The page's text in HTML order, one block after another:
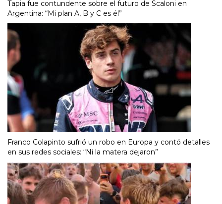
Tapia fue contundente sobre el futuro de Scaloni en
Argentina: “Mi plan A, B y C es él”
Franco Colapinto sufrió un robo en Europa y contó detalles
en sus redes sociales: “Ni la matera dejaron”